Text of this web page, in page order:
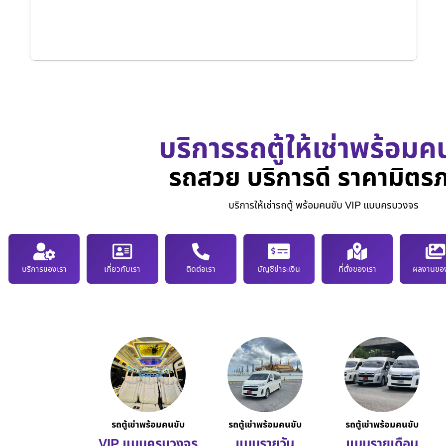
บริการรถตู้ให้เช่าพร้อม
รถสวย บริการดี ราคามิตร
บริการให้เช่ารถตู้ พร้อมคนขับ VIP แบบครบวงจร
บริการของเรา เกี่ยวกับเรา ติดต่อเรา บัญชีชำระเงิน ที่ตั้งของเรา ผลงานขอ
รถตู้เช่าพร้อมคนขับ รถตู้เช่าพร้อมคนขับ รถตู้เช่าพร้อมคนขับ